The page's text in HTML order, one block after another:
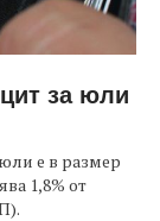
за юли
е в размер
1,8% от